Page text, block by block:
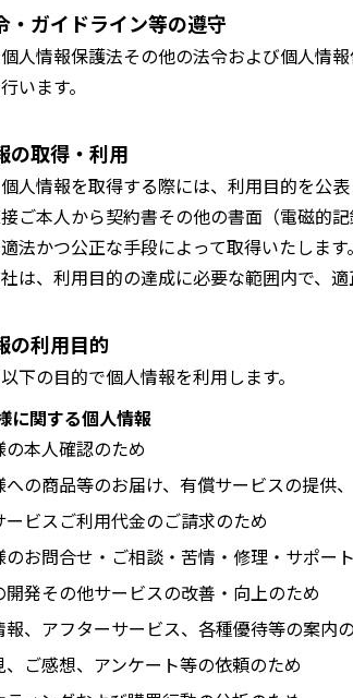
・ガイドライン等の遵守
人情報保護法その他の法令および個人情
います。
の取得・利用
人情報を取得する際には、利用目的を公
ご本人から契約書その他の書面（電磁的
法かつ公正な手段によって取得いたします。
利用目的の達成に必要な範囲内で、適
の利用目的
下の目的で個人情報を利用します。
に関する個人情報
の本人確認のため
への商品等のお届け、有償サービスの提
ービスご利用代金のご請求のため
のお問合せ・ご相談・苦情・修理・サポー
開発その他サービスの改善・向上のため
報、アフターサービス、各種優待等の案内
、ご感想、アンケート等の依頼のため